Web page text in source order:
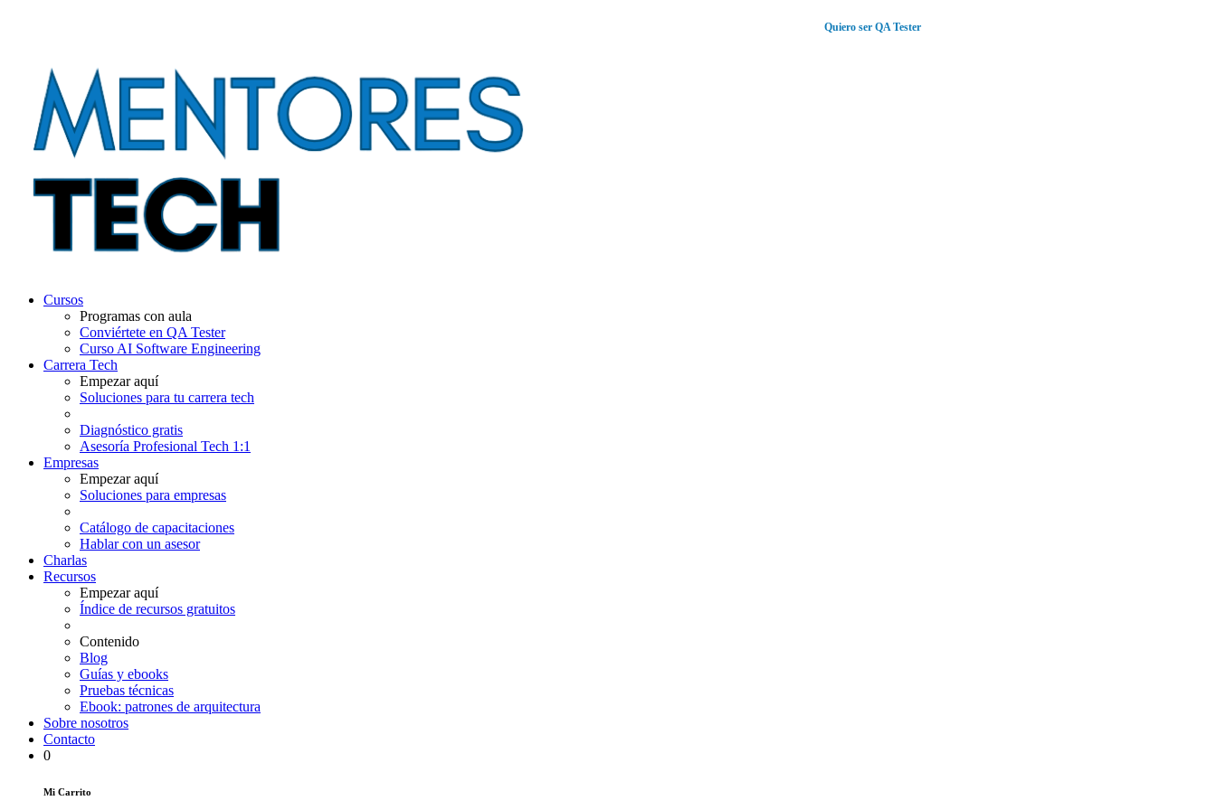
Quiero ser QA Tester
Cursos
Programas con aula
Conviértete en QA Tester
Curso AI Software Engineering
Carrera Tech
Empezar aquí
Soluciones para tu carrera tech
Diagnóstico gratis
Asesoría Profesional Tech 1:1
Empresas
Empezar aquí
Soluciones para empresas
Catálogo de capacitaciones
Hablar con un asesor
Charlas
Recursos
Empezar aquí
Índice de recursos gratuitos
Contenido
Blog
Guías y ebooks
Pruebas técnicas
Ebook: patrones de arquitectura
Sobre nosotros
Contacto
0
Mi Carrito